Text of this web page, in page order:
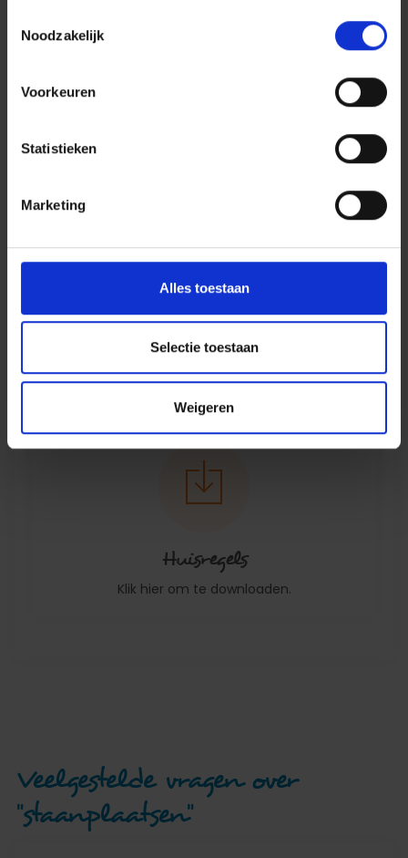
Noodzakelijk
Voorkeuren
Statistieken
Marketing
Alles toestaan
Selectie toestaan
Weigeren
Plattegrond van de camping
Huisregels
Klik hier om te downloaden.
Veelgestelde vragen over
"staanplaatsen"